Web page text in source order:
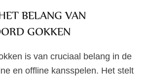
BELANG VAN
GOKKEN
is van cruciaal belang in de
en offline kansspelen. Het stelt